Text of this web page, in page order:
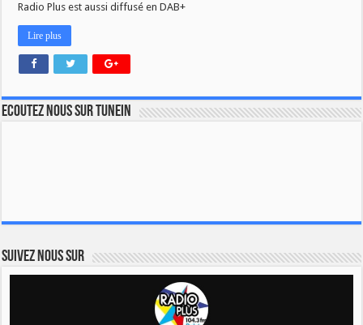
Radio Plus est aussi diffusé en DAB+
Lire plus
Ecoutez nous sur TuneIn
Suivez nous sur